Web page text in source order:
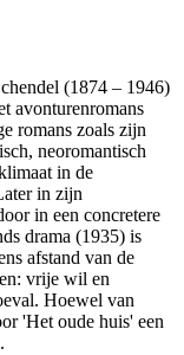
(1874 – 1946)
avonturenromans
romans zoals zijn
neoromantisch
in de
in zijn
in een concretere
drama (1935) is
afstand van de
vrije wil en
Hoewel van
'Het oude huis' een